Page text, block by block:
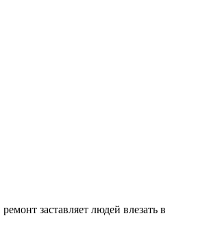
заставляет людей влезать в